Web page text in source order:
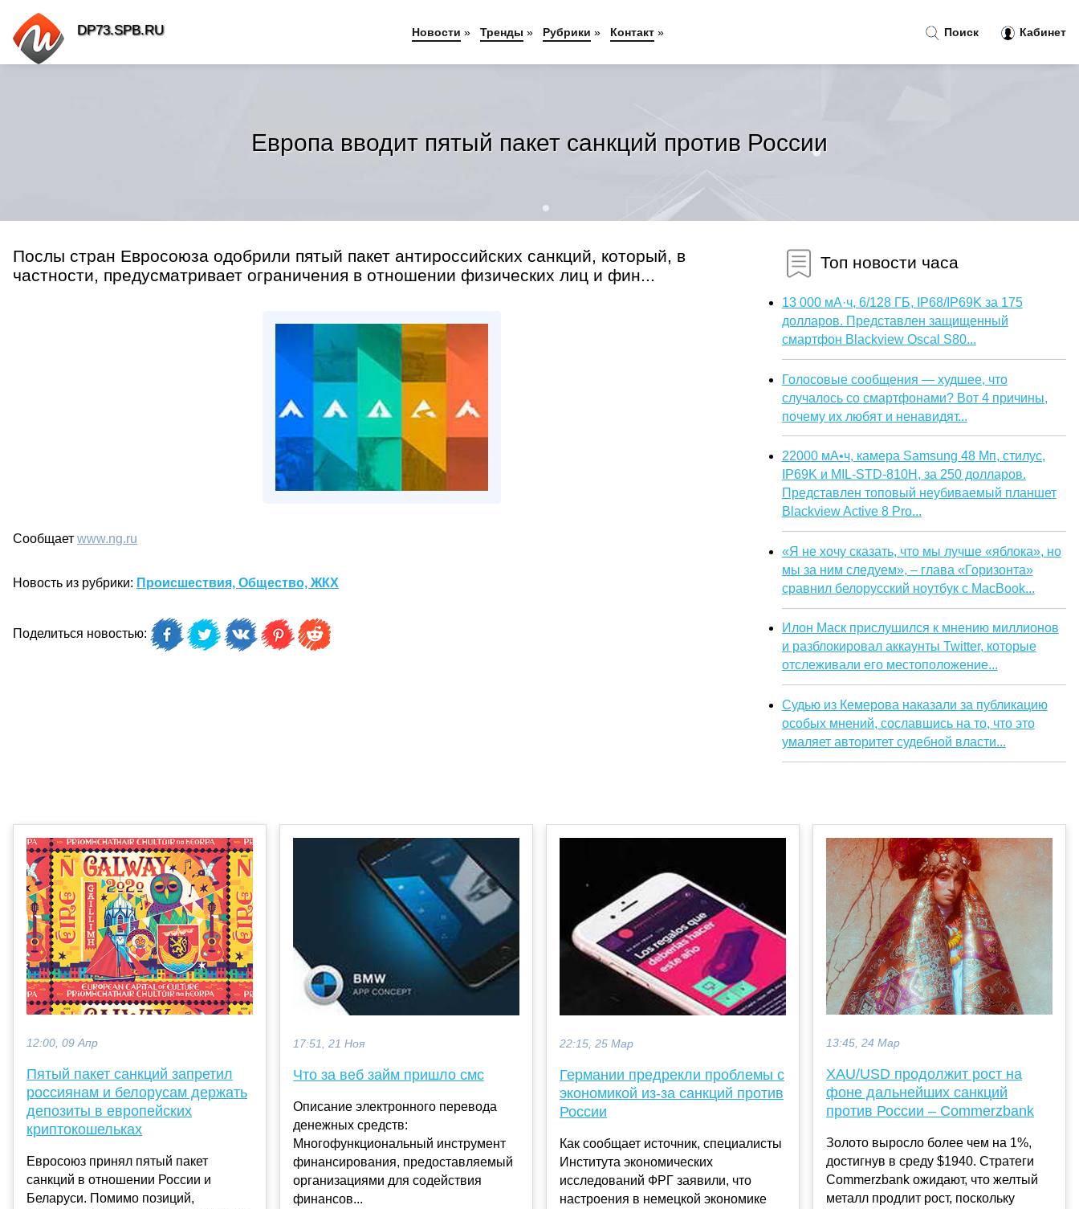
Европа вводит пятый пакет санкций против России
Послы стран Евросоюза одобрили пятый пакет антироссийских санкций, который, в
частности, предусматривает ограничения в отношении физических лиц и фин...
Сообщает www.ng.ru
Новость из рубрики: Происшествия, Общество, ЖКХ
Поделиться новостью:
Топ новости часа
13 000 мА·ч, 6/128 ГБ, IP68/IP69K за 175
долларов. Представлен защищенный
смартфон Blackview Oscal S80...
Голосовые сообщения — худшее, что
случалось со смартфонами? Вот 4 причины,
почему их любят и ненавидят...
22000 мА•ч, камера Samsung 48 Мп, стилус,
IP69K и MIL-STD-810H, за 250 долларов.
Представлен топовый неубиваемый планшет
Blackview Active 8 Pro...
«Я не хочу сказать, что мы лучше «яблока», но
мы за ним следуем», – глава «Горизонта»
сравнил белорусский ноутбук с MacBook...
Илон Маск прислушился к мнению миллионов
и разблокировал аккаунты Twitter, которые
отслеживали его местоположение...
Судью из Кемерова наказали за публикацию
особых мнений, сославшись на то, что это
умаляет авторитет судебной власти...
12:00, 09 Апр
Пятый пакет санкций запретил
россиянам и белорусам держать
депозиты в европейских
криптокошельках
Евросоюз принял пятый пакет
санкций в отношении России и
Беларуси. Помимо позиций,
17:51, 21 Ноя
Что за веб займ пришло смс
Описание электронного перевода
денежных средств:
Многофункциональный инструмент
финансирования, предоставляемый
организациями для содействия
финансов...
22:15, 25 Мар
Германии предрекли проблемы с
экономикой из-за санкций против
России
Как сообщает источник, специалисты
Института экономических
исследований ФРГ заявили, что
настроения в немецкой экономике
13:45, 24 Мар
XAU/USD продолжит рост на
фоне дальнейших санкций
против России – Commerzbank
Золото выросло более чем на 1%,
достигнув в среду $1940. Стратеги
Commerzbank ожидают, что желтый
металл продлит рост, поскольку
Поиск Кабинет
DP73.SPB.RU Новости » Тренды » Рубрики » Контакт »